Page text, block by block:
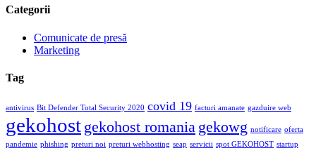
Categorii
Comunicate de presă
Marketing
Tag
antivirus Bit Defender Total Security 2020 covid 19 facturi amanate gazduire web
gekohost gekohost romania gekowg notificare oferta
pandemie phishing preturi noi preturi webhosting seap servicii spot GEKOHOST startup